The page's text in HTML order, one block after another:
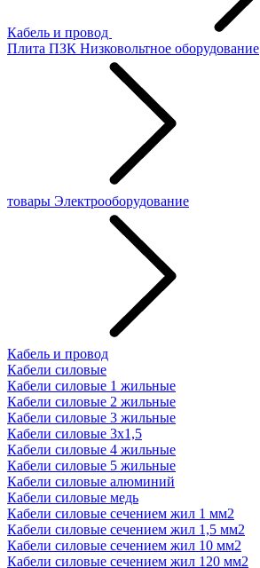
Кабель и провод
Плита ПЗК Низковольтное оборудование
товары Электрооборудование
Кабель и провод
Кабели силовые
Кабели силовые 1 жильные
Кабели силовые 2 жильные
Кабели силовые 3 жильные
Кабели силовые 3х1,5
Кабели силовые 4 жильные
Кабели силовые 5 жильные
Кабели силовые алюминий
Кабели силовые медь
Кабели силовые сечением жил 1 мм2
Кабели силовые сечением жил 1,5 мм2
Кабели силовые сечением жил 10 мм2
Кабели силовые сечением жил 120 мм2